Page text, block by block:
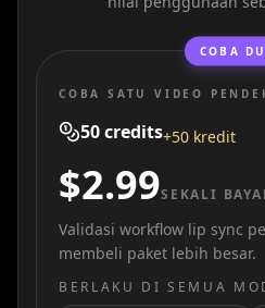
COBA
COBA SATU VIDEO
50credits+50 kredit
$2.99SEKALI
Validasi workflow lip sync
membeli paket lebih besar.
BERLAKU DI SEMUA